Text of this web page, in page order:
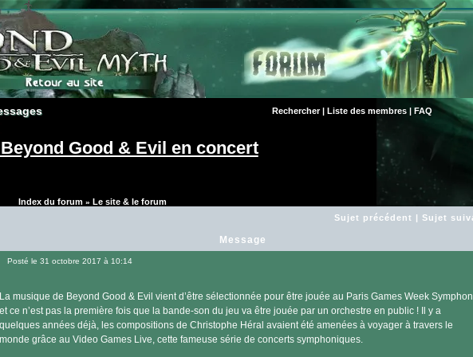
Rechercher| Liste des membres| FAQ
Good & Evil en concert
Index du forum» Le site & le forum
Sujet précédent | Sujet
Message
Posté le 31 octobre 2017 à 10:14
La musique de Beyond Good & Evil vient d’être sélectionnée pour être jouée au Paris Games Week
et ce n’est pas la première fois que la bande-son du jeu va être jouée par un orchestre en public ! Il y a
quelques années déjà, les compositions de Christophe Héral avaient été amenées à voyager à travers le
monde grâce au Video Games Live, cette fameuse série de concerts symphoniques.